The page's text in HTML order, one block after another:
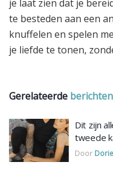
je laat zien dat je
te besteden aan een
knuffelen en spelen
je liefde te tonen,
Gerelateerde berichten
Dit zijn
tweede
Door